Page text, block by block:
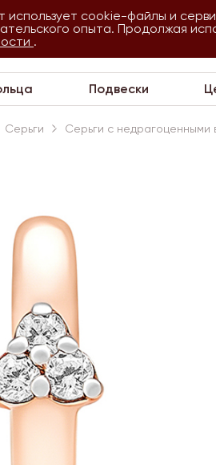
234 35 54
связь
Подвески
Серьги Серьги с недрагоценными
использует cookie-файлы и
опыта. Продолжая
.